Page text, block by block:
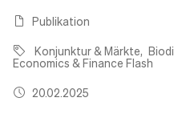
Publikation
Konjunktur & Märkte
Economics & Finance Flash
20.02.2025